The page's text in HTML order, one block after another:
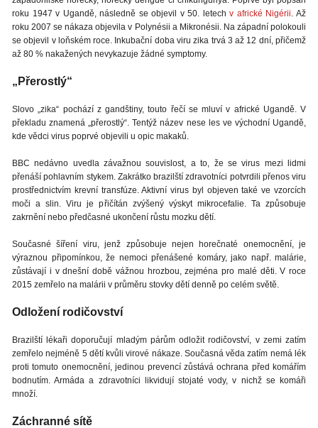
roku 1947 v Ugandě, následně se objevil v 50. letechv africké Nigérii. Až
roku 2007 se nákaza objevila v Polynésii a Mikronésii. Na západní polokouli
se objevil v loňském roce. Inkubační doba viru zika trvá 3 až 12 dní, přičemž
až 80 % nakažených nevykazuje žádné symptomy.
„Přerostlý“
Slovo „zika“ pochází z gandštiny, touto řečí se mluví v africké Ugandě. V
překladu znamená „přerostlý“. Tentýž název nese les ve východní Ugandě,
kde vědci virus poprvé objevili u opic makaků.
BBC nedávno uvedla závažnou souvislost, a to, že se virus mezi lidmi
přenáší pohlavním stykem. Zakrátko brazilští zdravotníci potvrdili přenos viru
prostřednictvím krevní transfúze. Aktivní virus byl objeven také ve vzorcích
moči a slin. Viru je přičítán zvýšený výskyt mikrocefalie. Ta způsobuje
zakrnění nebo předčasné ukončení růstu mozku dětí.
Současné šíření viru, jenž způsobuje nejen horečnaté onemocnění, je
výraznou připomínkou, že nemoci přenášené komáry, jako např. malárie,
zůstávají i v dnešní době vážnou hrozbou, zejména pro malé děti. V roce
2015 zemřelo na malárii v průměru stovky dětí denně po celém světě.
Odložení rodičovství
Brazilští lékaři doporučují mladým párům odložit rodičovství, v zemi zatím
zemřelo nejméně 5 dětí kvůli virové nákaze. Současná věda zatím nemá lék
proti tomuto onemocnění, jedinou prevencí zůstává ochrana před komářím
bodnutím. Armáda a zdravotníci likvidují stojaté vody, v nichž se komáři
množí.
Záchranné sítě